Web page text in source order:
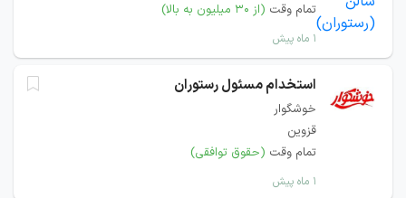
تمام وقت (از ۳۰ میلیون به بالا)
۱ ماه پیش
استخدام مسئول رستوران
خوشگوار
قزوین
تمام وقت (حقوق توافقی)
۱ ماه پیش